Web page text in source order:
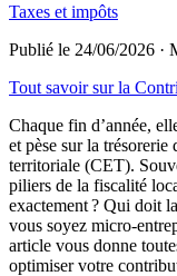
Taxes et impôts
Publié le 24/06/2026 ·
Tout savoir sur la
Chaque fin d’année,
et pèse sur la
territoriale (CET).
piliers de la fiscalité
exactement ? Qui doit
vous soyez micro-
article vous donne
optimiser votre